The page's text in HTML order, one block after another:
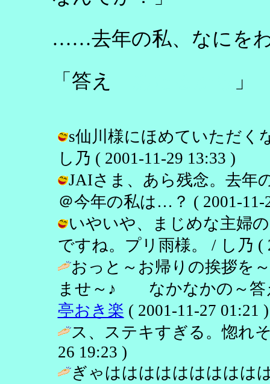
……去年の私、なにを
「答え
」
s仙川様にほめていただく
し乃 ( 2001-11-29 13:33 )
JAIさま、あら残念。去年
＠今年の私は…？ ( 2001-11-
いやいや、まじめな主婦
ですね。プリ雨様。 / し乃 (
おっと～お帰りの挨拶を
ませ～♪ なかなかの～答
亭おき楽 ( 2001-11-27 01:21 )
ス、ステキすぎる。惚れ
26 19:23 )
ぎゃははははははははは